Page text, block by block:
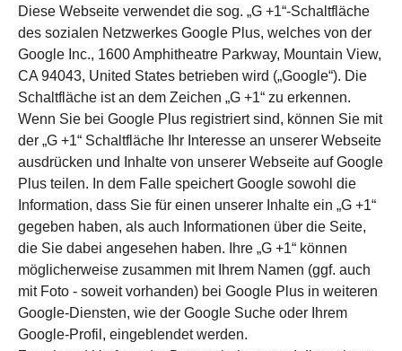
Diese Webseite verwendet die sog. „G +1“-Schaltfläche
des sozialen Netzwerkes Google Plus, welches von der
Google Inc., 1600 Amphitheatre Parkway, Mountain View,
CA 94043, United States betrieben wird („Google“). Die
Schaltfläche ist an dem Zeichen „G +1“ zu erkennen.
Wenn Sie bei Google Plus registriert sind, können Sie mit
der „G +1“ Schaltfläche Ihr Interesse an unserer Webseite
ausdrücken und Inhalte von unserer Webseite auf Google
Plus teilen. In dem Falle speichert Google sowohl die
Information, dass Sie für einen unserer Inhalte ein „G +1“
gegeben haben, als auch Informationen über die Seite,
die Sie dabei angesehen haben. Ihre „G +1“ können
möglicherweise zusammen mit Ihrem Namen (ggf. auch
mit Foto - soweit vorhanden) bei Google Plus in weiteren
Google-Diensten, wie der Google Suche oder Ihrem
Google-Profil, eingeblendet werden.